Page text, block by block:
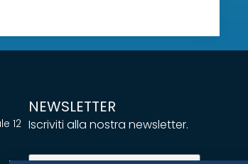
12
NEWSLETTER
Iscriviti alla nostra newsletter.
Email(Obbligatorio)